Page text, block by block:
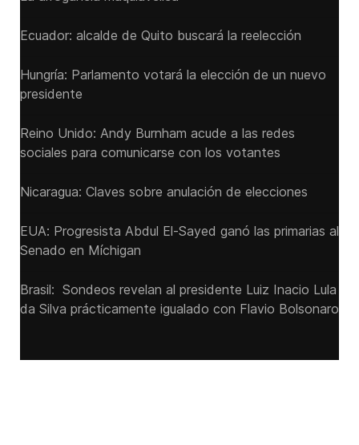
Ecuador: alcalde de Quito buscará la reelección
Hungría: Parlamento votará la elección de un nuevo
presidente
Reino Unido: Andy ‌Burnham acude a las redes
sociales para comunicarse con los votantes
Nicaragua: Claves sobre anulación de elecciones
EUA: Progresista Abdul El-Sayed ganó las primarias al
Senado ‌en Míchigan
Brasil: Sondeos revelan al presidente Luiz Inacio Lula
da Silva prácticamente igualado con Flavio Bolsonaro